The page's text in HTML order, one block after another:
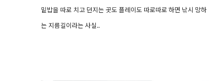
밑밥을 따로 치고 던지는 곳도 플레이도 따로따로 하면 낚시 망하
는 지름길이라는 사실..